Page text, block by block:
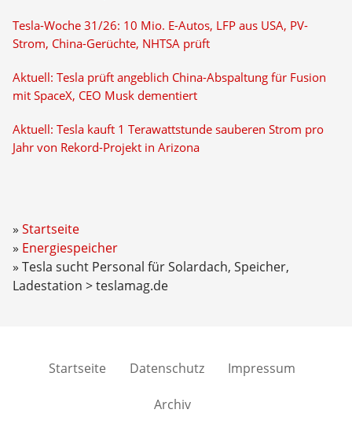
Tesla-Woche 31/26: 10 Mio. E-Autos, LFP aus USA, PV-
Strom, China-Gerüchte, NHTSA prüft
Aktuell: Tesla prüft angeblich China-Abspaltung für Fusion
mit SpaceX, CEO Musk dementiert
Aktuell: Tesla kauft 1 Terawattstunde sauberen Strom pro
Jahr von Rekord-Projekt in Arizona
Startseite
Energiespeicher
Tesla sucht Personal für Solardach, Speicher,
Ladestation > teslamag.de
Startseite Datenschutz Impressum
Archiv